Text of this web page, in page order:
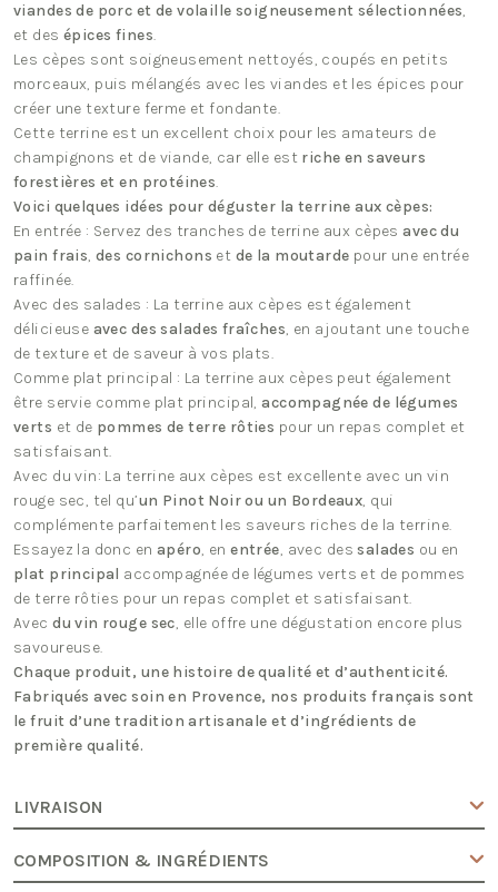
viandes de porc et de volaille soigneusement sélectionnées,
et des épices fines.
Les cèpes sont soigneusement nettoyés, coupés en petits
morceaux, puis mélangés avec les viandes et les épices pour
créer une texture ferme et fondante.
Cette terrine est un excellent choix pour les amateurs de
champignons et de viande, car elle est riche en saveurs
forestières et en protéines.
Voici quelques idées pour déguster la terrine aux cèpes:
En entrée : Servez des tranches de terrine aux cèpesavec du
pain frais,des cornichons et de la moutarde pour une entrée
raffinée.
Avec des salades : La terrine aux cèpes est également
délicieuse avec des salades fraîches, en ajoutant une touche
de texture et de saveur à vos plats.
Comme plat principal : La terrine aux cèpes peut également
être servie comme plat principal,accompagnée de légumes
verts et de pommes de terre rôties pour un repas complet et
satisfaisant.
Avec du vin: La terrine aux cèpes est excellente avec un vin
rouge sec, tel qu’un Pinot Noir ou un Bordeaux, qui
complémente parfaitement les saveurs riches de la terrine.
Essayez la donc en apéro, enentrée, avec dessalades ou en
plat principal accompagnée de légumes verts et de pommes
de terre rôties pour un repas complet et satisfaisant.
Avecdu vin rouge sec, elle offre une dégustation encore plus
savoureuse.
Chaque produit, une histoire de qualité et d’authenticité.
Fabriqués avec soin en Provence, nos produits français sont
le fruit d’une tradition artisanale et d’ingrédients de
première qualité.
LIVRAISON
COMPOSITION & INGRÉDIENTS